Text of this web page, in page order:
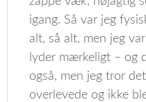
igang. Så var jeg
alt, så alt, men jeg
lyder mærkeligt – og
også, men jeg tror
overlevede og ikke